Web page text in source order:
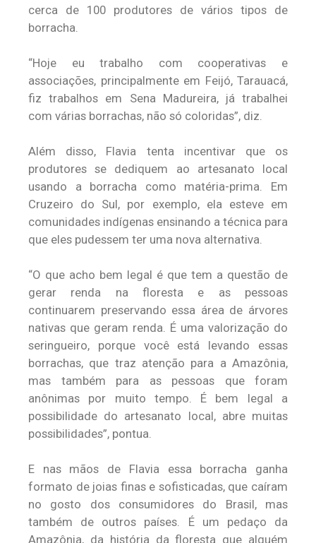
cerca de 100 produtores de vários tipos de
borracha.
“Hoje eu trabalho com cooperativas e
associações, principalmente em Feijó, Tarauacá,
fiz trabalhos em Sena Madureira, já trabalhei
com várias borrachas, não só coloridas”, diz.
Além disso, Flavia tenta incentivar que os
produtores se dediquem ao artesanato local
usando a borracha como matéria-prima. Em
Cruzeiro do Sul, por exemplo, ela esteve em
comunidades indígenas ensinando a técnica para
que eles pudessem ter uma nova alternativa.
“O que acho bem legal é que tem a questão de
gerar renda na floresta e as pessoas
continuarem preservando essa área de árvores
nativas que geram renda. É uma valorização do
seringueiro, porque você está levando essas
borrachas, que traz atenção para a Amazônia,
mas também para as pessoas que foram
anônimas por muito tempo. É bem legal a
possibilidade do artesanato local, abre muitas
possibilidades”, pontua.
E nas mãos de Flavia essa borracha ganha
formato de joias finas e sofisticadas, que caíram
no gosto dos consumidores do Brasil, mas
também de outros países. É um pedaço da
Amazônia, da história da floresta que alguém